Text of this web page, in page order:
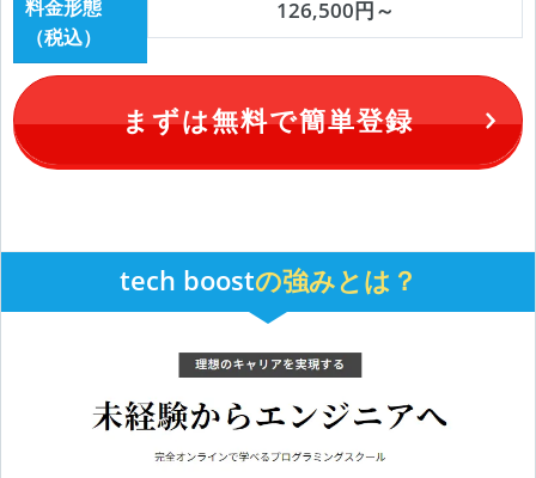
料金形態
（税込）
126,500円～
まずは無料で簡単登録
tech boostの強みとは？